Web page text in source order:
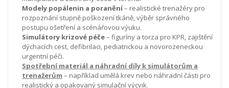
Modely popálenin a poranění– realistické trenažéry pro
rozpoznání stupně poškození tkáně, výběr správného
postupu ošetření a scénářovou výuku.
Simulátory krizové péče– figuríny a torza pro KPR, zajištění
dýchacích cest, defibrilaci, pediatrickou a novorozeneckou
urgentní péči.
Spotřební materiál a náhradní díly k simulátorům a
trenažerům – například umělá krev nebo náhradní části pro
realistický a opakovaný simulační výcvik.